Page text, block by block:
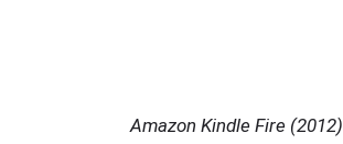
Amazon Kindle Fire (2012)